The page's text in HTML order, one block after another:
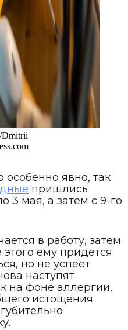
Dmitrii
особенно явно, так
пришлись
3 мая, а затем с 9-го
в работу, затем
ему придется
но не успеет
наступят
на фоне аллергии,
истощения